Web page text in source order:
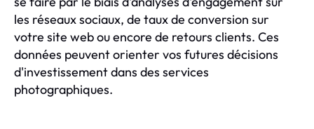
les réseaux sociaux, de taux de conversion sur
votre site web ou encore de retours clients. Ces
données peuvent orienter vos futures décisions
d'investissement dans des services
photographiques.